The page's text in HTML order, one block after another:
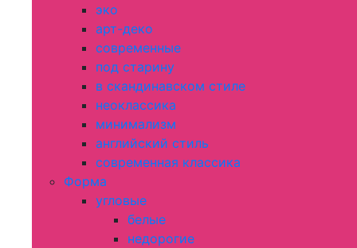
эко
арт-деко
современные
под старину
в скандинавском стиле
неоклассика
минимализм
английский стиль
современная классика
Форма
угловые
белые
недорогие